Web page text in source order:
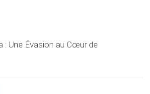
: Une Évasion au Cœur de